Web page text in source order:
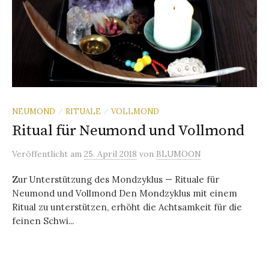
NEUMOND / RITUALE / VOLLMOND
Ritual für Neumond und Vollmond
Veröffentlicht am 25. April 2018 von BLUMOON
Zur Unterstützung des Mondzyklus — Rituale für
Neumond und Vollmond Den Mondzyklus mit einem
Ritual zu unterstützen, erhöht die Achtsamkeit für die
feinen Schwi...